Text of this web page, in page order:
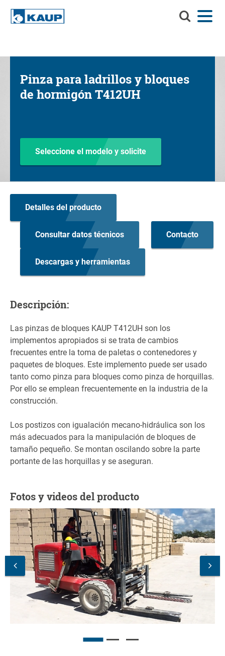
BuscarMenú
Implementos
Soluciones de manejo de materiales
Servicios
Compañía
Carrera profesional en KAUP
Buscador de productos
Capacidad residual
Pinza para ladrillos y bloques
de hormigón T412UH
Seleccione el modelo y solicite
Detalles del producto
Consultar datos técnicos Contacto
Descargas y herramientas
Descripción:
Las pinzas de bloques KAUP T412UH son los
implementos apropiados si se trata de cambios
frecuentes entre la toma de paletas o contenedores y
paquetes de bloques. Este implemento puede ser usado
tanto como pinza para bloques como pinza de horquillas.
Por ello se emplean frecuentemente en la industria de la
construcción.
Los postizos con igualación mecano-hidráulica son los
más adecuados para la manipulación de bloques de
tamaño pequeño. Se montan oscilando sobre la parte
portante de las horquillas y se aseguran.
Fotos y videos del producto